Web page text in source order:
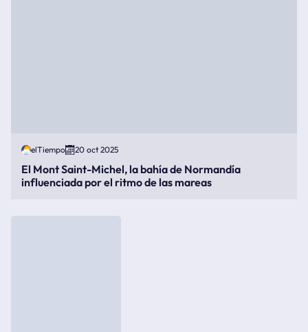
elTiempo 20 oct 2025
El Mont Saint-Michel, la bahía de Normandía
influenciada por el ritmo de las mareas